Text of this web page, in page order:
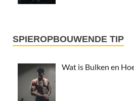
SPIEROPBOUWENDE TIP
Wat is Bulken en